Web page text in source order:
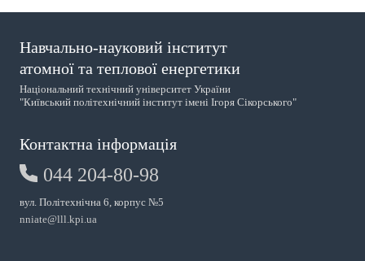
Навчально-науковий інститут
атомної та теплової енергетики
Національний технічний університет України
"Київський політехнічний інститут імені Ігоря Сікорського"
Контактна інформація
044 204-80-98
вул. Політехнічна 6, корпус №5
nniate@lll.kpi.ua